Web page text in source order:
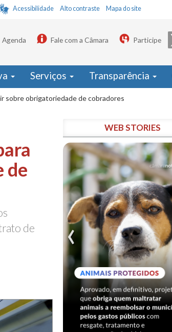
Acessibilidade Alto contraste Mapa do site
Agenda Fale com a Câmara Participe
Serviços Transparência
sobre obrigatoriedade de cobradores
de
de
WEB STORIES